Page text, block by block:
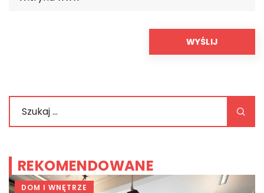
REKOMENDOWANE
DOM I WNĘTRZE